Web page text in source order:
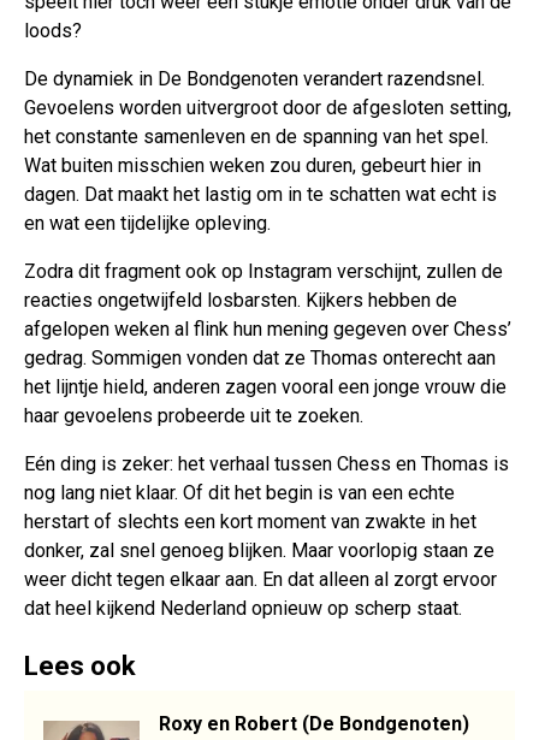
loods?
De dynamiek in De Bondgenoten verandert razendsnel.
Gevoelens worden uitvergroot door de afgesloten setting,
het constante samenleven en de spanning van het spel.
Wat buiten misschien weken zou duren, gebeurt hier in
dagen. Dat maakt het lastig om in te schatten wat echt is
en wat een tijdelijke opleving.
Zodra dit fragment ook op Instagram verschijnt, zullen de
reacties ongetwijfeld losbarsten. Kijkers hebben de
afgelopen weken al flink hun mening gegeven over Chess’
gedrag. Sommigen vonden dat ze Thomas onterecht aan
het lijntje hield, anderen zagen vooral een jonge vrouw die
haar gevoelens probeerde uit te zoeken.
Eén ding is zeker: het verhaal tussen Chess en Thomas is
nog lang niet klaar. Of dit het begin is van een echte
herstart of slechts een kort moment van zwakte in het
donker, zal snel genoeg blijken. Maar voorlopig staan ze
weer dicht tegen elkaar aan. En dat alleen al zorgt ervoor
dat heel kijkend Nederland opnieuw op scherp staat.
Lees ook
Roxy en Robert (De Bondgenoten)